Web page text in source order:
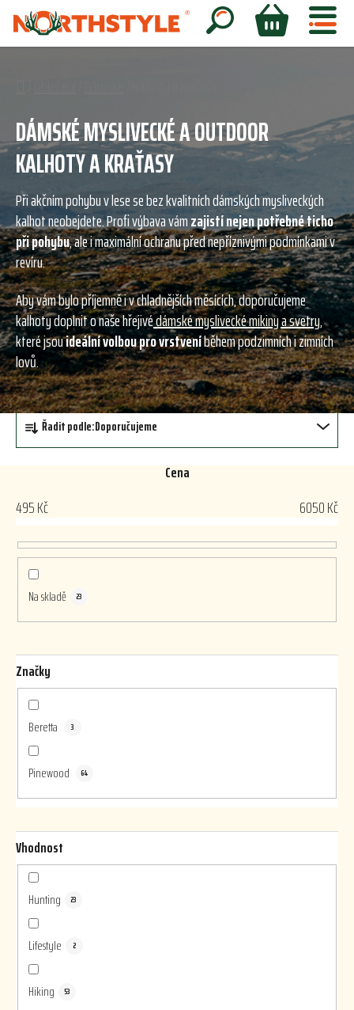
Přejít
obsah
Hledat
NÁKUPNÍ
DÁMSKÉ MYSLIVECKÉ A OUTDOOR
KALHOTY A KRAŤASY
Při akčním pohybu v lese se bez kvalitních dámských mysliveckých
kalhot neobejdete. Profi výbava vámzajistí nejen potřebné ticho
při pohybu, ale i maximální ochranu před nepříznivými podmínkami v
revíru.
Aby vám bylo příjemně i v chladnějších měsících, doporučujeme
kalhoty doplnit o naše hřejivédámské myslivecké mikiny a svetry,
které jsouideální volbou pro vrstveníběhem podzimních i zimních
lovů.
Ř
z
n
í
p
r
u
t
ů
Řadit podle:Doporučujeme
Cena
495Kč 6050Kč
Na skladě 23
Značky
Beretta 3
Pinewood 64
Vhodnost
Hunting 23
Lifestyle 2
Hiking 53